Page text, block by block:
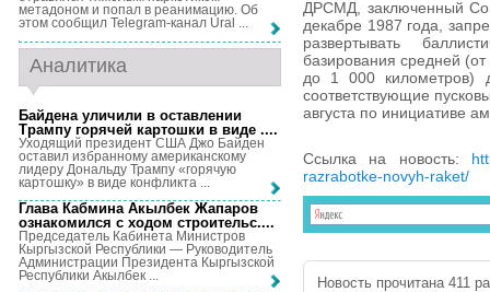
ДРСМД, заключенный
декабре 1987 года,
развертывать
базирования средней
до 1 000 километров)
соответствующие
августа по инициативе
Ссылка на новость:
razrabotke-novyh-raket/
Новость прочитана 411
метадоном и попал в реанимацию. Об
этом сообщил Telegram-канал Ural ...
Аналитика
Байдена уличили в оставлении
Трампу горячей картошки в виде ....
Уходящий президент США Джо Байден
оставил избранному американскому
лидеру Дональду Трампу «горячую
картошку» в виде конфликта ...
Глава Кабмина Акылбек Жапаров
ознакомился с ходом строительс....
Председатель Кабинета Министров
Кыргызской Республики — Руководитель
Администрации Президента Кыргызской
Республики Акылбек ...